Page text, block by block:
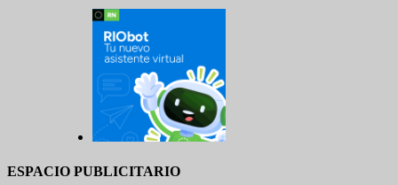
ESPACIO PUBLICITARIO